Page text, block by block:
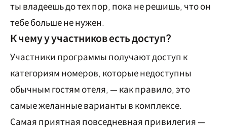
ты владеешь до тех пор, пока не решишь, что он
тебе больше не нужен.
К чему у участников есть доступ?
Участники программы получают доступ к
категориям номеров, которые недоступны
обычным гостям отеля, — как правило, это
самые желанные варианты в комплексе.
Самая приятная повседневная привилегия —